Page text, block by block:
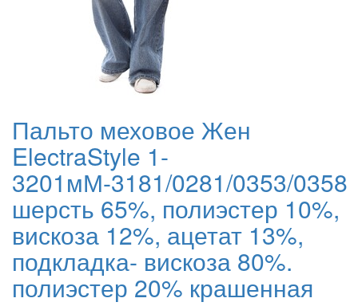
Пальто меховое Жен
ElectraStyle 1-
3201мМ-3181/0281/0353/0358
шерсть 65%, полиэстер 10%,
вискоза 12%, ацетат 13%,
подкладка- вискоза 80%.
полиэстер 20% крашенная